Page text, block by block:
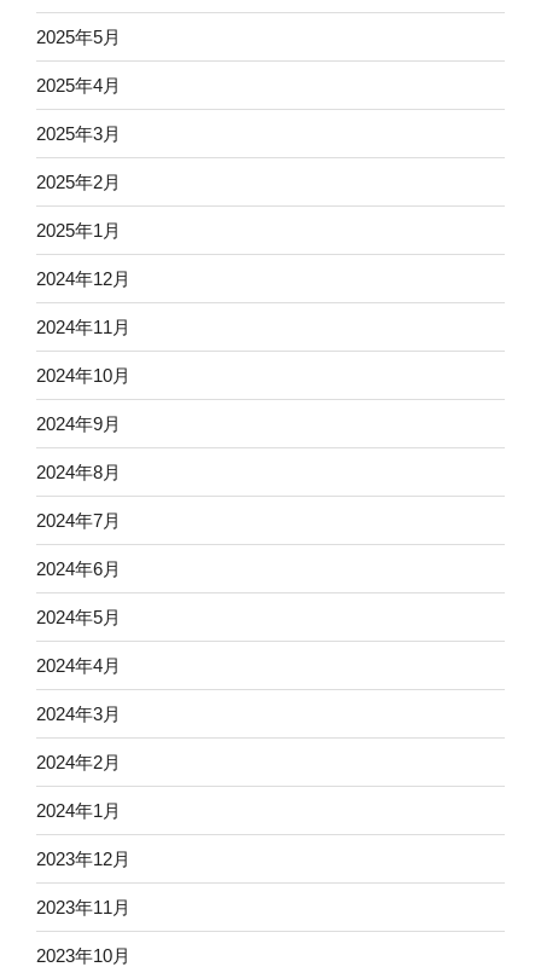
2025年5月
2025年4月
2025年3月
2025年2月
2025年1月
2024年12月
2024年11月
2024年10月
2024年9月
2024年8月
2024年7月
2024年6月
2024年5月
2024年4月
2024年3月
2024年2月
2024年1月
2023年12月
2023年11月
2023年10月